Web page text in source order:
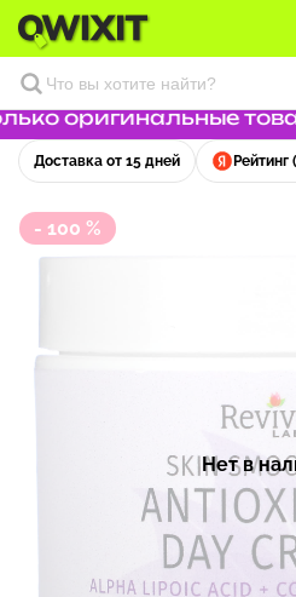
оригинальные
Доставка от 15 дней Рейтинг
- 100 %
Нет в